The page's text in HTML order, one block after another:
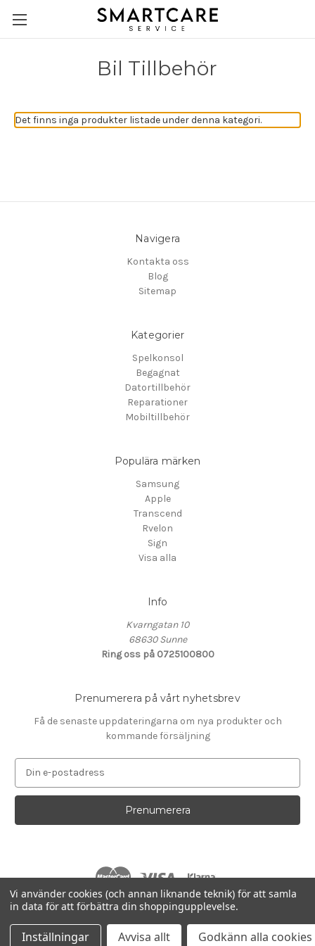
Bil Tillbehör
Det finns inga produkter listade under denna kategori.
Navigera
Kontakta oss
Blog
Sitemap
Kategorier
Spelkonsol
Begagnat
Datortillbehör
Reparationer
Mobiltillbehör
Populära märken
Samsung
Apple
Transcend
Rvelon
Sign
Visa alla
Info
Kvarngatan 10
68630 Sunne
Ring oss på 0725100800
Prenumerera på vårt nyhetsbrev
Få de senaste uppdateringarna om nya produkter och
kommande försäljning
p
s
e
s
s
© 2026 Smartcare Service
Vi använder cookies (och annan liknande teknik) för att samla
in data för att förbättra din shoppingupplevelse.
Inställningar Avvisa allt Godkänn alla cookies